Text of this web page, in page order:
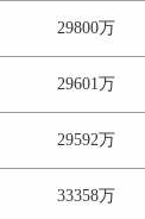
29800万
29601万
29592万
33358万